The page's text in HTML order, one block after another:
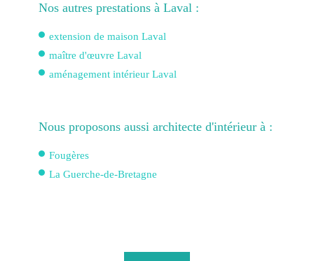
Nos autres prestations à Laval :
extension de maison Laval
maître d'œuvre Laval
aménagement intérieur Laval
Nous proposons aussi architecte d'intérieur à :
Fougères
La Guerche-de-Bretagne